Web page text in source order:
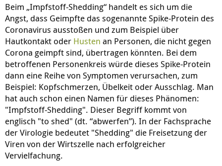
Beim „Impfstoff-Shedding“ handelt es sich um die
Angst, dass Geimpfte das sogenannte Spike-Protein des
Coronavirus ausstoßen und zum Beispiel über
Hautkontakt oder Husten an Personen, die nicht gegen
Corona geimpft sind, übertragen könnten. Bei dem
betroffenen Personenkreis würde dieses Spike-Protein
dann eine Reihe von Symptomen verursachen, zum
Beispiel: Kopfschmerzen, Übelkeit oder Ausschlag. Man
hat auch schon einen Namen für dieses Phänomen:
"Impfstoff-Shedding". Dieser Begriff kommt von
englisch "to shed" (dt. “abwerfen”). In der Fachsprache
der Virologie bedeutet "Shedding" die Freisetzung der
Viren von der Wirtszelle nach erfolgreicher
Vervielfachung.